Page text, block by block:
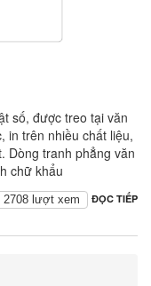
số, được treo tại văn
in trên nhiều chất liệu,
Dòng tranh phẳng văn
chữ khẩu
ĐỌC TIẾP
2708 lượt xem